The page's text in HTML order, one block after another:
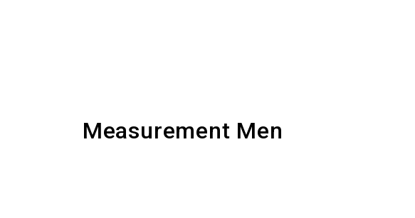
Measurement Men